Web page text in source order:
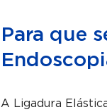
Para que
A Ligadura